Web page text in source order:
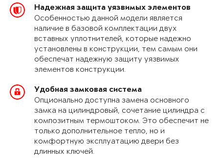
Надежная защита уязвимых элементов
Особенностью данной модели является
наличие в базовой комплектации двух
вставных уплотнителей, которые надежно
установлены в конструкции, тем самым они
обеспечат надежную защиту уязвимых
элементов конструкции.
Удобная замковая система
Опционально доступна замена основного
замка на цилиндровый, сочетание цилиндра с
композитным термоштоком. Это обеспечит не
только дополнительное тепло, но и
комфортную эксплуатацию двери без
длинных ключей.